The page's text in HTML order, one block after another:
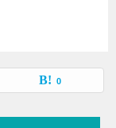
0